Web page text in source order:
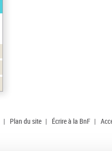
| Plan du site | Écrire à la BnF |